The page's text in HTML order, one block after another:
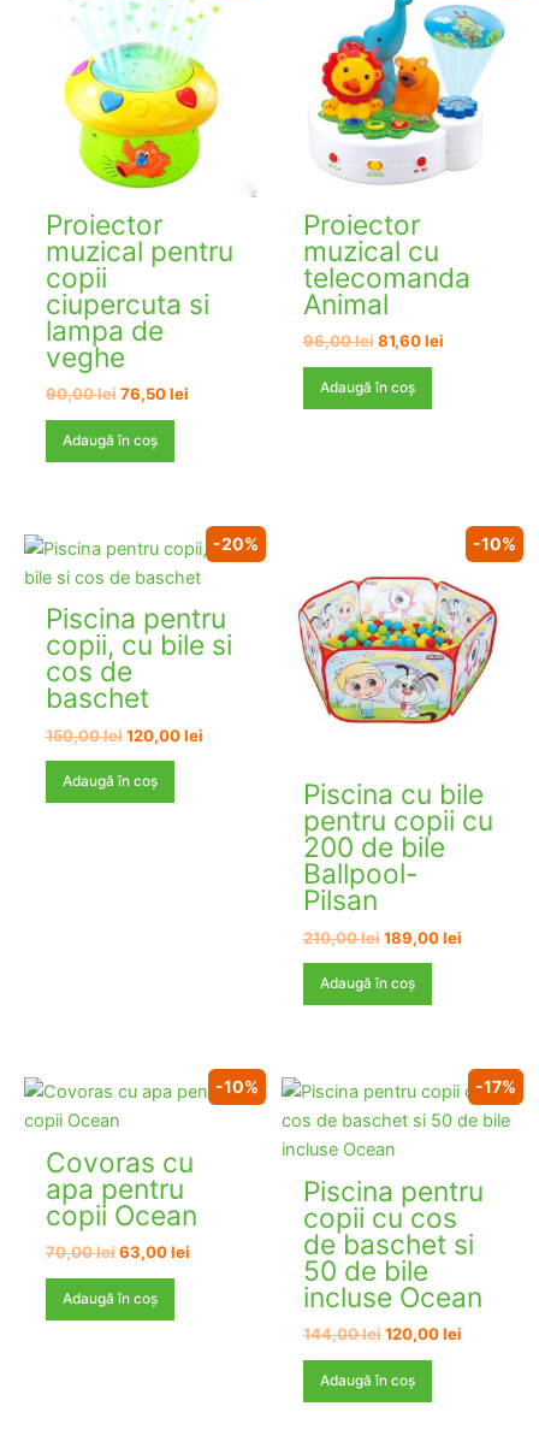
Proiector
muzical pentru
copii
ciupercuta si
lampa de
veghe
90,00lei Prețul
a
fost:
76,50leiPrețul
Adaugă în coș
Proiector
muzical cu
telecomanda
Animal
96,00lei Prețul
a
fost:
81,60leiPrețul
Adaugă în coș
-20%
Piscina pentru
copii, cu bile si
cos de
baschet
150,00lei Prețul
a
fost:
120,00leiPrețul
Adaugă în coș
-10%
Piscina cu bile
pentru copii cu
200 de bile
Ballpool-
Pilsan
210,00lei Prețul
a
fost:
189,00leiPrețul
Adaugă în coș
-10%
Covoras cu
apa pentru
copii Ocean
70,00lei Prețul
a
63,00leiPrețul
Adaugă în coș
-17%
Piscina pentru
copii cu cos
de baschet si
50 de bile
incluse Ocean
144,00lei Prețul
a
fost:
120,00leiPrețul
Adaugă în coș